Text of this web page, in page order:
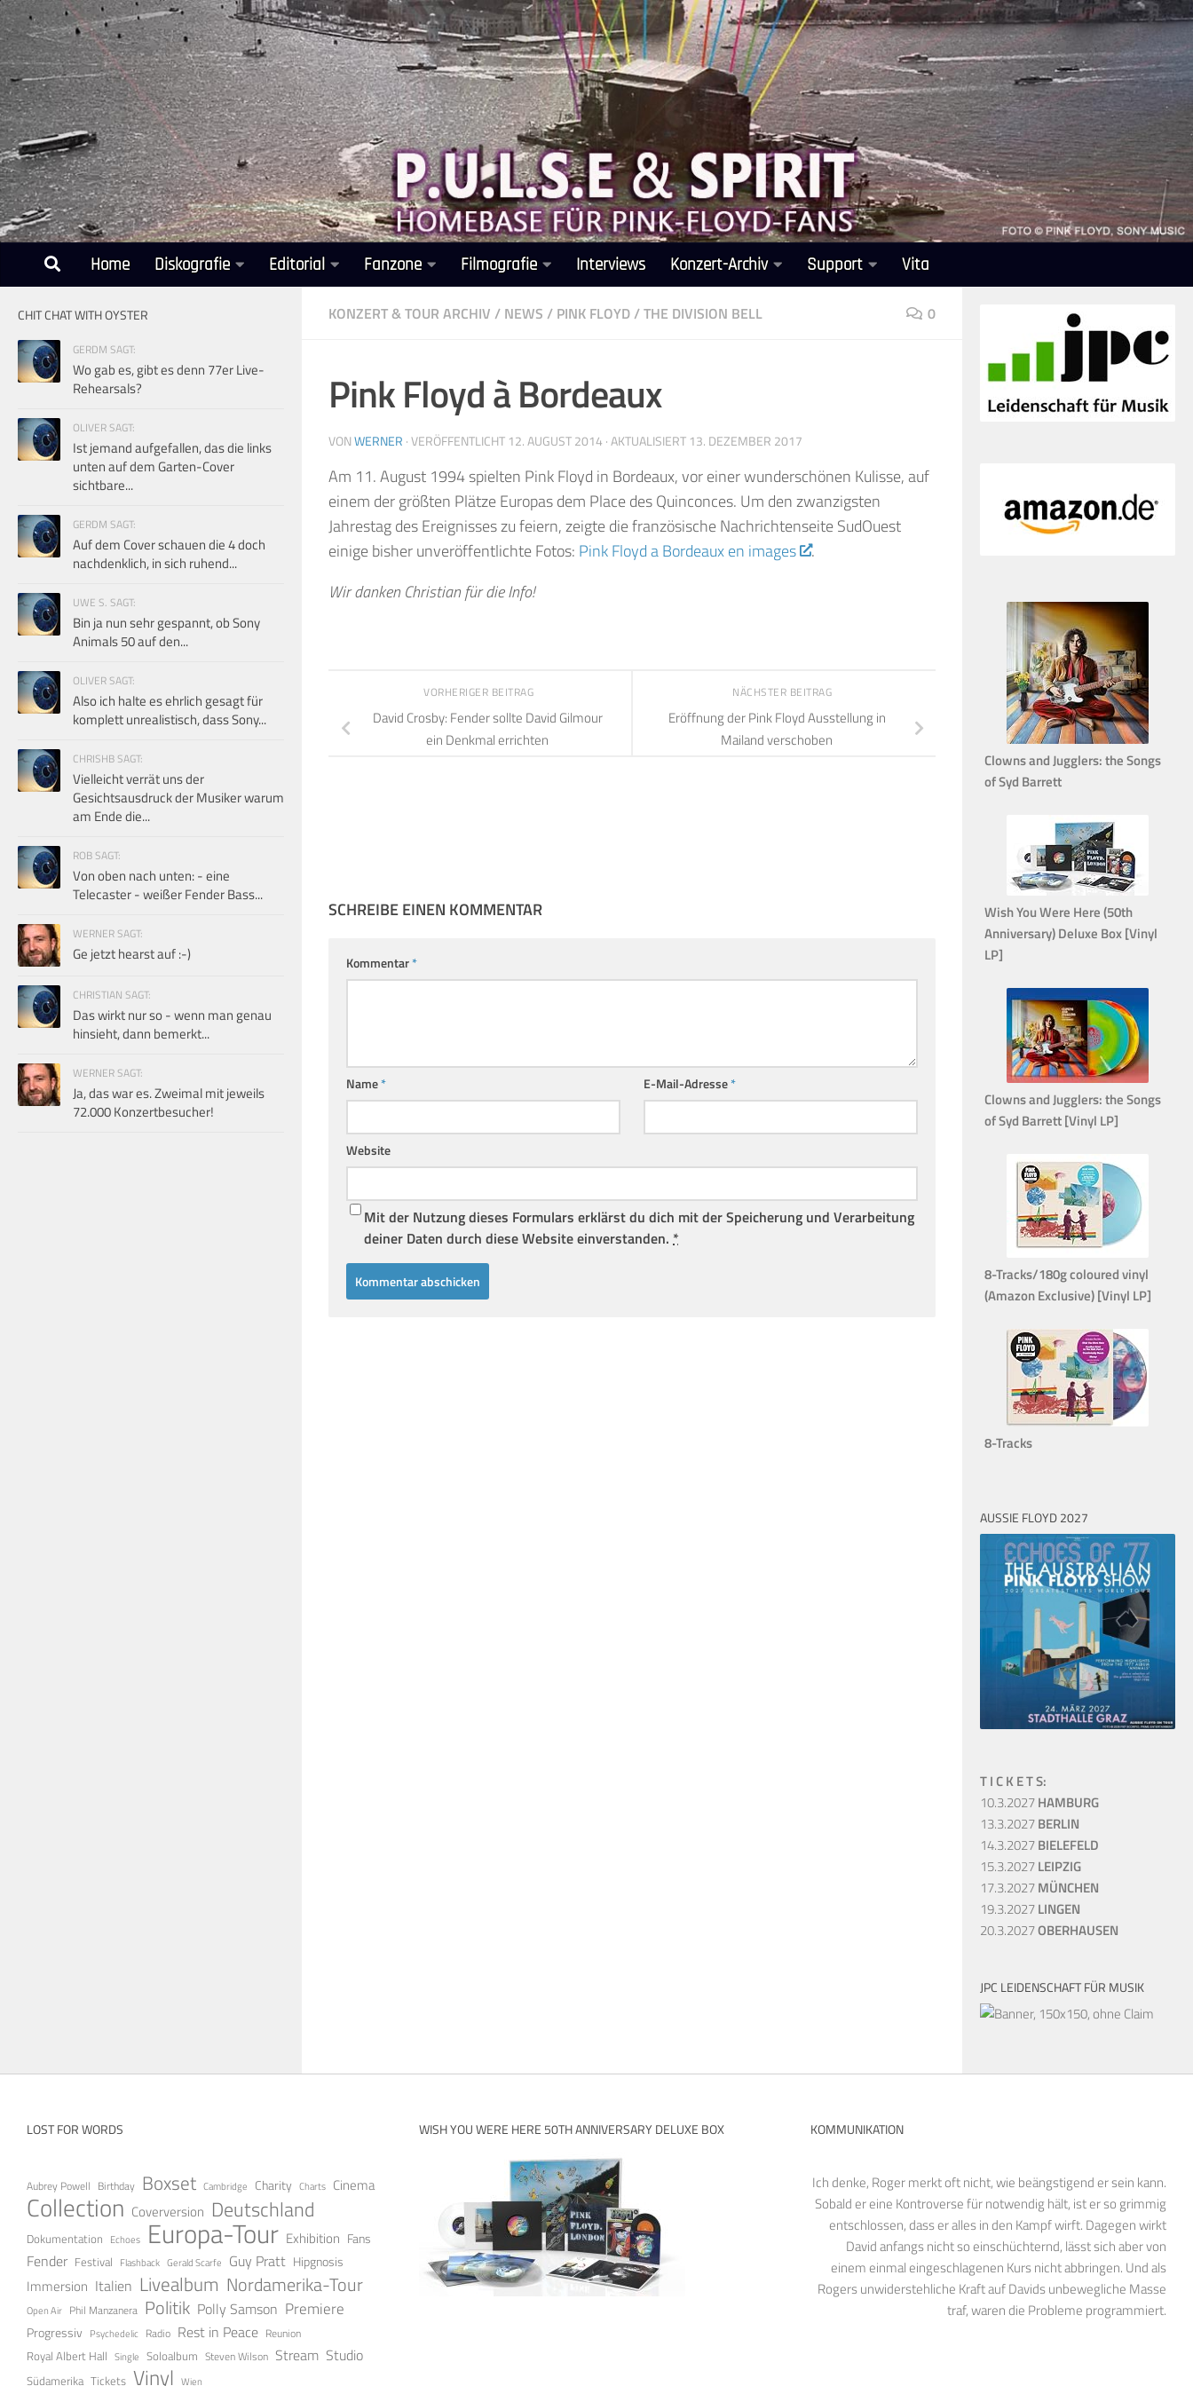
Unter dem Inhalt
Home Diskografie Editorial Fanzone Filmografie Interviews Konzert-Archiv Support Vita
KONZERT & TOUR ARCHIV / NEWS / PINK FLOYD/THE DIVISION BELL 0
Pink Floyd à Bordeaux
VONWERNER · VERÖFFENTLICHT 12. AUGUST 2014 · AKTUALISIERT 13. DEZEMBER 2017
Am 11.August 1994 spielten Pink Floyd in Bordeaux, vor einer wunderschönen Kulisse, auf
einem der größten Plätze Europas dem Place des Quinconces. Um denzwanzigsten
Jahrestag des Ereignisseszu feiern, zeigte die französische Nachrichtenseite SudOuest
einige bisher unveröffentlichte Fotos: Pink Floyd a Bordeaux en images
.
Wir danken Christian für die Info!
NÄCHSTER BEITRAG
Eröffnung der Pink Floyd Ausstellung in
Mailand verschoben
VORHERIGER BEITRAG
David Crosby: Fender sollte David Gilmour
ein Denkmal errichten
SCHREIBE EINEN KOMMENTAR
Kommentar*
Name* E-Mail-Adresse*
Website
Mit der Nutzung dieses Formulars erklärst du dich mit der Speicherung und Verarbeitung
deiner Daten durch diese Website einverstanden. *
CHIT CHAT WITH OYSTER
GERDM SAGT:
Wo gab es, gibt es denn 77er Live-
Rehearsals?
OLIVER SAGT:
Ist jemand aufgefallen, das die links
unten auf dem Garten-Cover
sichtbare...
GERDM SAGT:
Auf dem Cover schauen die 4 doch
nachdenklich, in sich ruhend...
UWE S. SAGT:
Bin ja nun sehr gespannt, ob Sony
Animals 50 auf den...
OLIVER SAGT:
Also ich halte es ehrlich gesagt für
komplett unrealistisch, dass Sony...
CHRISHB SAGT:
Vielleicht verrät uns der
Gesichtsausdruck der Musiker warum
am Ende die...
ROB SAGT:
Von oben nach unten: - eine
Telecaster - weißer Fender Bass...
WERNER SAGT:
Ge jetzt hearst auf :-)
CHRISTIAN SAGT:
Das wirkt nur so - wenn man genau
hinsieht, dann bemerkt...
WERNER SAGT:
Ja, das war es. Zweimal mit jeweils
72.000 Konzertbesucher!
Clowns and Jugglers: the Songs
of Syd Barrett
Wish You Were Here (50th
Anniversary) Deluxe Box [Vinyl
LP]
Clowns and Jugglers: the Songs
of Syd Barrett [Vinyl LP]
8-Tracks/180g coloured vinyl
(Amazon Exclusive) [Vinyl LP]
8-Tracks
AUSSIE FLOYD 2027
T I C K E T S:
10.3.2027HAMBURG
13.3.2027BERLIN
14.3.2027BIELEFELD
15.3.2027LEIPZIG
17.3.2027MÜNCHEN
19.3.2027LINGEN
20.3.2027OBERHAUSEN
JPC LEIDENSCHAFT FÜR MUSIK
LOST FOR WORDS
Aubrey Powell Birthday Boxset Cambridge Charity Charts Cinema
Collection Coverversion Deutschland
Dokumentation Echoes Europa-Tour Exhibition Fans
Fender Festival Flashback Gerald Scarfe Guy Pratt Hipgnosis
Immersion Italien Livealbum Nordamerika-Tour
Open Air Phil Manzanera Politik Polly Samson Premiere
Progressiv Psychedelic Radio Rest in Peace Reunion
Royal Albert Hall Single Soloalbum Steven Wilson Stream Studio
Südamerika Tickets Vinyl Wien
WISH YOU WERE HERE 50TH ANNIVERSARY DELUXE BOX KOMMUNIKATION
Ich denke, Roger merkt oft nicht, wie beängstigend er sein kann.
Sobald er eine Kontroverse für notwendig hält, ist er so grimmig
entschlossen, dass er alles in den Kampf wirft. Dagegen wirkt
David anfangs nicht so einschüchternd, lässt sich aber von
einem einmal eingeschlagenen Kurs nicht abbringen. Und als
Rogers unwiderstehliche Kraft auf Davids unbewegliche Masse
traf, waren die Probleme programmiert.